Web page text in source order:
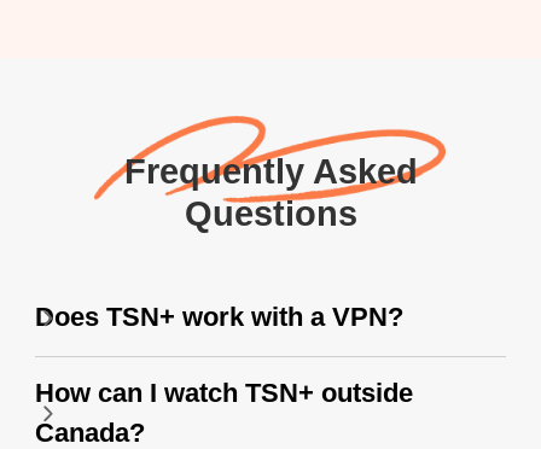
Frequently Asked
Questions
Does TSN+ work with a VPN?
How can I watch TSN+ outside
Canada?